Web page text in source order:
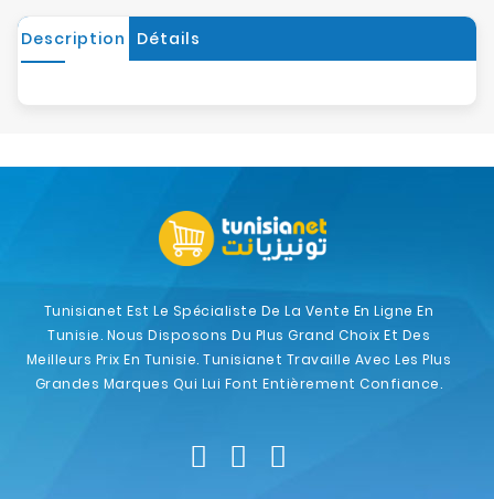
Description Détails
Tunisianet Est Le Spécialiste De La Vente En Ligne En
Tunisie. Nous Disposons Du Plus Grand Choix Et Des
Meilleurs Prix En Tunisie. Tunisianet Travaille Avec Les Plus
Grandes Marques Qui Lui Font Entièrement Confiance.